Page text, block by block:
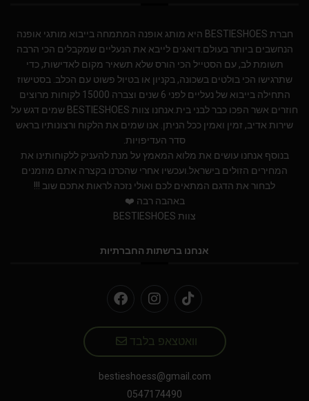
חברת BESTIESHOES היא מותג אופנה המתמחה בייבוא מותגי אופנה
הנחשבים ביותר בעולם.דואגים לייבא את הנעליים שמקבלים הכי הרבה
תשומת לב, עם הסטייל הכי הורס שלא תשאיר מקום לאדישות, כדי
שתרגישו הכי בולטים בשכונה, בקניון או בטיול פשוט עם הכלב. בסטישוז
התחילה בייבוא של נעליים לפני 6 שנים וצברה 15000 לקוחות מרוצים
חוזרים אשר הפכו כבר לבני בית.אנחנו צוות BESTIESHOES שמים דגש על
שירות אדיב, זמין ואמין ככל הניתן. אנו שמים את הלקוח ורצונותיו בראש
סדר העדיפויות.
בנוסף אנחנו עושים את מלוא המאמץ על מנת להעניק ללקוחותינו את
המחירים הזולים בישראל.ועכשיו אחרי שהכרנו בקצרה אתם מוזמנים
לבחור את הדגם המתאים לכם ואולי נזכה לראות אתכם שוב !!!
באהבה רבה ❤️
צוות BESTIESHOES
אנחנו ברשתות החברתיות
וואטצאפ בלבד
bestieshoess@gmail.com
0547174490